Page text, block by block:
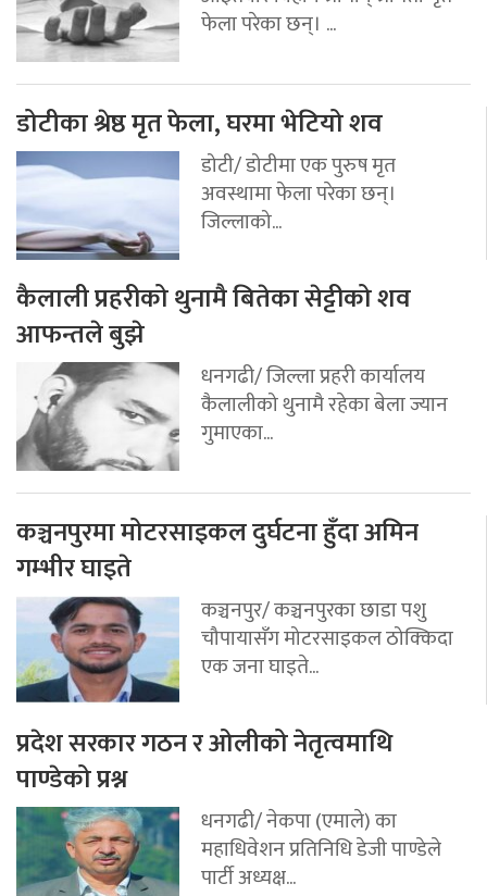
फेला परेका छन्। ...
डोटीका श्रेष्ठ मृत फेला, घरमा भेटियो शव
डोटी/ डोटीमा एक पुरुष मृत
अवस्थामा फेला परेका छन्।
जिल्लाको...
कैलाली प्रहरीको थुनामै बितेका सेट्टीको शव
आफन्तले बुझे
धनगढी/ जिल्ला प्रहरी कार्यालय
कैलालीको थुनामै रहेका बेला ज्यान
गुमाएका...
कञ्चनपुरमा मोटरसाइकल दुर्घटना हुँदा अमिन
गम्भीर घाइते
कञ्चनपुर/ कञ्चनपुरका छाडा पशु
चौपायासँग मोटरसाइकल ठोक्किदा
एक जना घाइते...
प्रदेश सरकार गठन र ओलीको नेतृत्वमाथि
पाण्डेको प्रश्न
धनगढी/ नेकपा (एमाले) का
महाधिवेशन प्रतिनिधि डेजी पाण्डेले
पार्टी अध्यक्ष...